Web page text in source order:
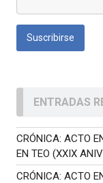
ENTRADAS
CRÓNICA: ACTO
EN TEO (XXIX
CRÓNICA: ACTO